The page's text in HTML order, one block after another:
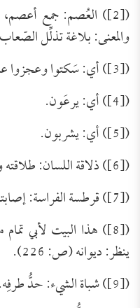
([2]) العُصم: جمع
والمعنى: بلاغة تذلِّل
([3]) أي: سَكتوا وعجزوا عن الكلام.
([4]) أي: يرعَون.
([5]) أي: يشربون.
([6]) ذلاقة اللسان: طلاقته وحدَّته.
([7]) قرطسة الفراسة: إصابتها.
([8]) هذا البيت لأبي
ينظر: ديوانه (ص: 226).
([9]) شباة الشيء: حدُّ طرفِه.
تَعرِيف